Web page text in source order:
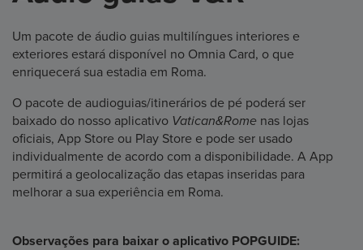
Um pacote de áudio guias multilíngues interiores e
exteriores estará disponível no Omnia Card, o que
enriquecerá sua estadia em Roma.
O pacote de audioguias/itinerários de pé poderá ser
baixado do nosso aplicativo Vatican&Rome nas lojas
oficiais, App Store ou Play Store e pode ser usado
individualmente de acordo com a disponibilidade. A App
permitirá a geolocalização das etapas inseridas para
melhorar a sua experiência em Roma.
Observações para baixar o aplicativo POPGUIDE: